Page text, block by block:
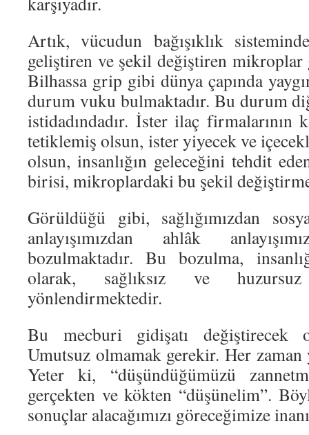
Artık, vücudun bağışıklık
geliştiren ve şekil değiştiren mikroplar
Bilhassa grip gibi dünya çapında
durum vuku bulmaktadır. Bu durum
istidadındadır. İster ilaç firmalarının
tetiklemiş olsun, ister yiyecek ve
olsun, insanlığın geleceğini tehdit
birisi, mikroplardaki bu şekil değiştirme
Görüldüğü gibi, sağlığımızdan
anlayışımızdan ahlâk
bozulmaktadır. Bu bozulma,
olarak, sağlıksız ve
yönlendirmektedir.
Bu mecburi gidişatı değiştirecek
Umutsuz olmamak gerekir. Her zaman
Yeter ki, “düşündüğümüzü
gerçekten ve kökten “düşünelim”.
sonuçlar alacağımızı göreceğimize